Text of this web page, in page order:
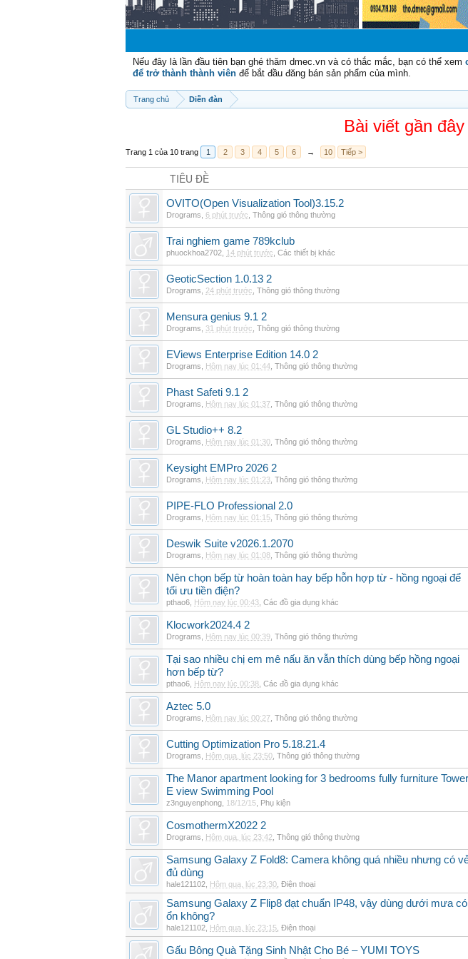
Nếu đây là lần đầu tiên bạn ghé thăm dmec.vn và có thắc mắc, bạn có thể xem
để trở thành thành viên để bắt đầu đăng bán sản phẩm của mình.
Trang chủ Diễn đàn
Bài viết gần đây
Trang 1 của 10 trang 1 2 3 4 5 6 → 10 Tiếp >
TIÊU ĐỀ
OVITO(Open Visualization Tool)3.15.2
Drograms 6 phút trước Thông gió thông thường
Trai nghiem game 789kclub
phuockhoa2702 14 phút trước Các thiết bị khác
GeoticSection 1.0.13 2
Drograms 24 phút trước Thông gió thông thường
Mensura genius 9.1 2
Drograms 31 phút trước Thông gió thông thường
EViews Enterprise Edition 14.0 2
Drograms Hôm nay lúc 01:44 Thông gió thông thường
Phast Safeti 9.1 2
Drograms Hôm nay lúc 01:37 Thông gió thông thường
GL Studio++ 8.2
Drograms Hôm nay lúc 01:30 Thông gió thông thường
Keysight EMPro 2026 2
Drograms Hôm nay lúc 01:23 Thông gió thông thường
PIPE-FLO Professional 2.0
Drograms Hôm nay lúc 01:15 Thông gió thông thường
Deswik Suite v2026.1.2070
Drograms Hôm nay lúc 01:08 Thông gió thông thường
Nên chọn bếp từ hoàn toàn hay bếp hỗn hợp từ - hồng ngoại để
tối ưu tiền điện?
pthao6 Hôm nay lúc 00:43 Các đồ gia dụng khác
Klocwork2024.4 2
Drograms Hôm nay lúc 00:39 Thông gió thông thường
Tại sao nhiều chị em mê nấu ăn vẫn thích dùng bếp hồng ngoại
hơn bếp từ?
pthao6 Hôm nay lúc 00:38 Các đồ gia dụng khác
Aztec 5.0
Drograms Hôm nay lúc 00:27 Thông gió thông thường
Cutting Optimization Pro 5.18.21.4
Drograms Hôm qua, lúc 23:50 Thông gió thông thường
The Manor apartment looking for 3 bedrooms fully furniture Tower
E view Swimming Pool
z3nguyenphong 18/12/15 Phụ kiện
CosmothermX2022 2
Drograms Hôm qua, lúc 23:42 Thông gió thông thường
Samsung Galaxy Z Fold8: Camera không quá nhiều nhưng có
đủ dùng
hale121102 Hôm qua, lúc 23:30 Điện thoại
Samsung Galaxy Z Flip8 đạt chuẩn IP48, vậy dùng dưới mưa có
ổn không?
hale121102 Hôm qua, lúc 23:15 Điện thoại
Gấu Bông Quà Tặng Sinh Nhật Cho Bé – YUMI TOYS